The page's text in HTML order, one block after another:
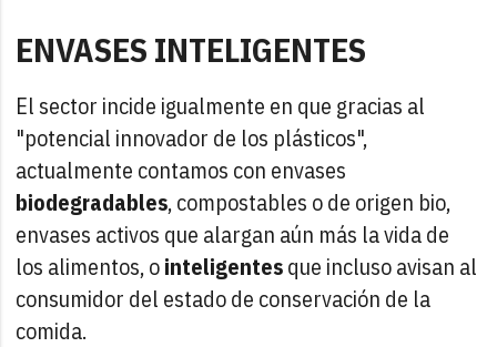
ENVASES INTELIGENTES
El sector incide igualmente en que gracias al
"potencial innovador de los plásticos",
actualmente contamos con envases
biodegradables, compostables o de origen bio,
envases activos que alargan aún más la vida de
los alimentos, ointeligentesque incluso avisan al
consumidor del estado de conservación de la
comida.